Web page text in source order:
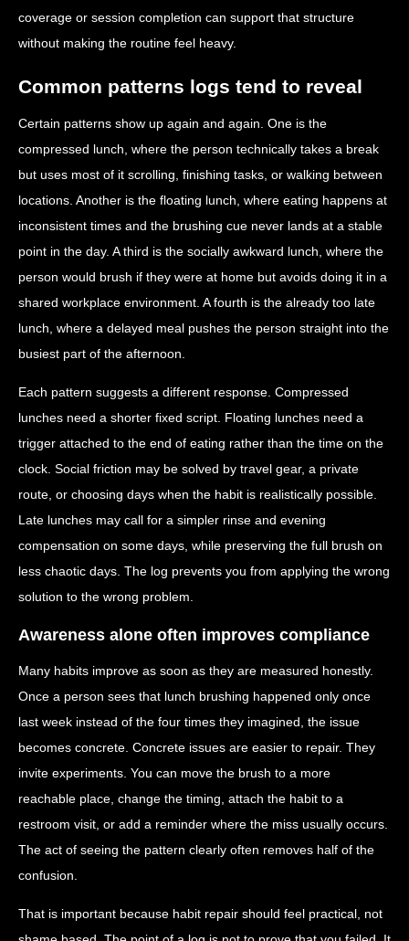
coverage or session completion can support that structure
without making the routine feel heavy.
Common patterns logs tend to reveal
Certain patterns show up again and again. One is the
compressed lunch, where the person technically takes a break
but uses most of it scrolling, finishing tasks, or walking between
locations. Another is the floating lunch, where eating happens at
inconsistent times and the brushing cue never lands at a stable
point in the day. A third is the socially awkward lunch, where the
person would brush if they were at home but avoids doing it in a
shared workplace environment. A fourth is the already too late
lunch, where a delayed meal pushes the person straight into the
busiest part of the afternoon.
Each pattern suggests a different response. Compressed
lunches need a shorter fixed script. Floating lunches need a
trigger attached to the end of eating rather than the time on the
clock. Social friction may be solved by travel gear, a private
route, or choosing days when the habit is realistically possible.
Late lunches may call for a simpler rinse and evening
compensation on some days, while preserving the full brush on
less chaotic days. The log prevents you from applying the wrong
solution to the wrong problem.
Awareness alone often improves compliance
Many habits improve as soon as they are measured honestly.
Once a person sees that lunch brushing happened only once
last week instead of the four times they imagined, the issue
becomes concrete. Concrete issues are easier to repair. They
invite experiments. You can move the brush to a more
reachable place, change the timing, attach the habit to a
restroom visit, or add a reminder where the miss usually occurs.
The act of seeing the pattern clearly often removes half of the
confusion.
That is important because habit repair should feel practical, not